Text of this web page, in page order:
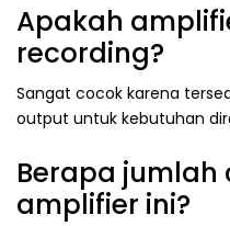
Apakah
recording?
Sangat cocok karena
output untuk kebutuhan
Berapa
amplifier ini?